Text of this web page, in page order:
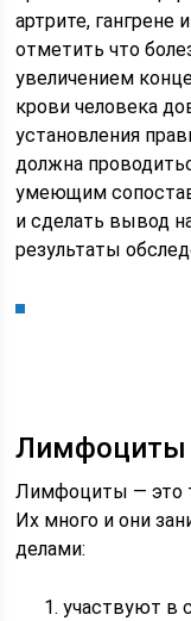
артрите, гангрене
отметить что
увеличением
крови человека
установления
должна
умеющим
и сделать вывод
результаты
Лимфоциты
Лимфоциты — это
Их много и они
делами:
участвуют в